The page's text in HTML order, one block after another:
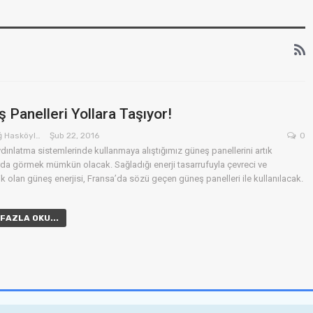
Panelleri Yollara Taşıyor!
Öykü Çağ Hasköylü Şub 22, 2016 0
sistemlerinde kullanmaya alıştığımız güneş panellerini artık
görmek mümkün olacak. Sağladığı enerji tasarrufuyla çevreci ve
olan güneş enerjisi, Fransa’da sözü geçen güneş panelleri ile kullanılacak.
OKU...
7 Bin Kişinin
Son Verecek
Ara 21, 2015 0
OPPO Reno 3 Pro
Özellikleri/İnceleme
Okan Keskin Mar 3, 2020